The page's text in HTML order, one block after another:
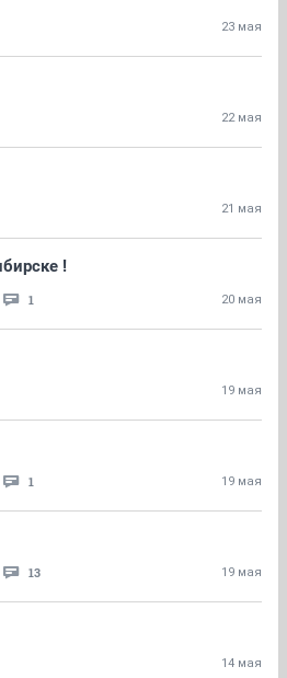
23 мая
22 мая
21 мая
!
1 20 мая
19 мая
1 19 мая
13 19 мая
14 мая